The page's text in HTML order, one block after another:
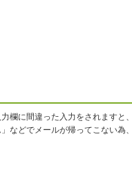
欄に間違った入力をされますと
などでメールが帰ってこない為